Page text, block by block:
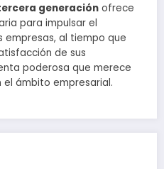
generación ofrece
para impulsar el
empresas, al tiempo que
de sus
poderosa que merece
ámbito empresarial.